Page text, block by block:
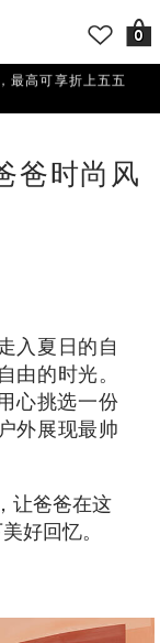
0
最高可享折上五五
爸时尚风
入夏日的自
的时光。
心挑选一份
外展现最帅
让爸爸在这
好回忆。